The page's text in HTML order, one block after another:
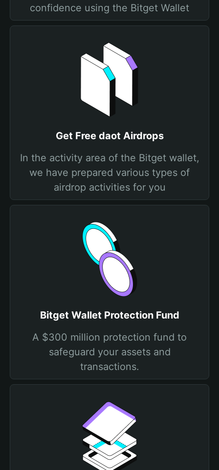
confidence using the Bitget Wallet
Get Free daot Airdrops
In the activity area of the Bitget wallet,
we have prepared various types of
airdrop activities for you
Bitget Wallet Protection Fund
A $300 million protection fund to
safeguard your assets and
transactions.